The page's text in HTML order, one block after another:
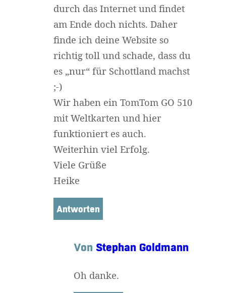
durch das Internet und findet
am Ende doch nichts. Daher
finde ich deine Website so
richtig toll und schade, dass du
es „nur“ für Schottland machst
;-)
Wir haben ein TomTom GO 510
mit Weltkarten und hier
funktioniert es auch.
Weiterhin viel Erfolg.
Viele Grüße
Heike
Antworten
Von Stephan Goldmann
Oh danke.